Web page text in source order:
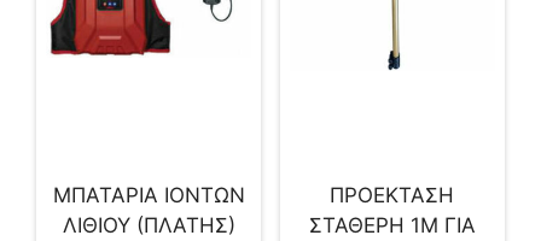
ΜΠΑΤΑΡΙΑ ΙΟΝΤΩΝ
ΛΙΘΙΟΥ (ΠΛΑΤΗΣ)
ΠΡΟΕΚΤΑΣΗ
ΣΤΑΘΕΡΗ 1Μ ΓΙΑ